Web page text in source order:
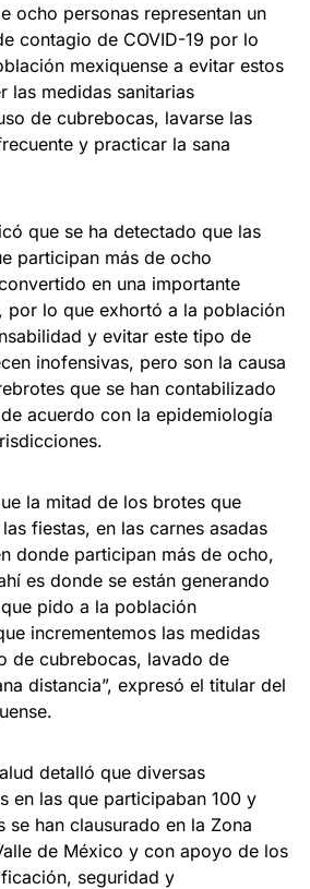
ocho personas representan un
contagio de COVID-19 por lo
mexiquense a evitar estos
las medidas sanitarias
de cubrebocas, lavarse las
y practicar la sana
que se ha detectado que las
participan más de ocho
en una importante
por lo que exhortó a la población
y evitar este tipo de
inofensivas, pero son la causa
que se han contabilizado
acuerdo con la epidemiología
la mitad de los brotes que
fiestas, en las carnes asadas
donde participan más de ocho,
es donde se están generando
pido a la población
incrementemos las medidas
de cubrebocas, lavado de
distancia”, expresó el titular del
detalló que diversas
en las que participaban 100 y
se han clausurado en la Zona
de México y con apoyo de los
seguridad y